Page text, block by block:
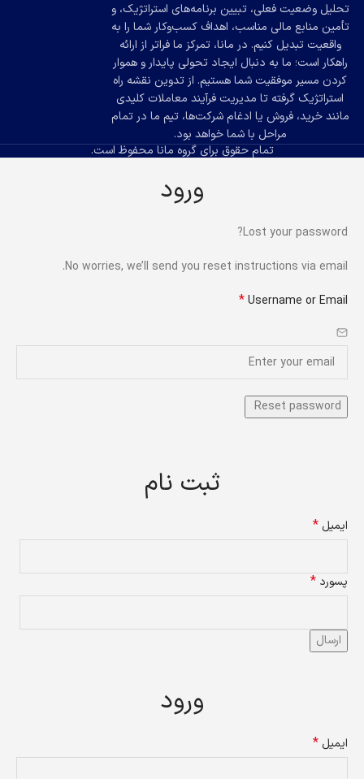
تحلیل وضعیت فعلی، تبیین برنامه‌های استراتژیک، و
تأمین منابع مالی مناسب، اهداف کسب‌وکار شما را به
واقعیت تبدیل کنیم. در مانا، تمرکز ما فراتر از ارائه
راهکار است؛ ما به دنبال ایجاد تحولی پایدار و هموار
کردن مسیر موفقیت شما هستیم. از تدوین نقشه راه
استراتژیک گرفته تا مدیریت فرآیند معاملات کلیدی
مانند خرید، فروش یا ادغام شرکت‌ها، تیم ما در تمام
مراحل با شما خواهد بود.
تمام حقوق برای گروه مانا محفوظ است.
ورود
Lost your password?
No worries, we’ll send you reset instructions via email.
Username or Email
*
ثبت نام
ایمیل *
پسورد *
ارسال
ورود
ایمیل *